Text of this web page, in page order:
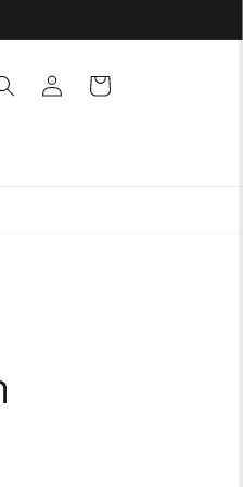
EinloggenWarenkorb